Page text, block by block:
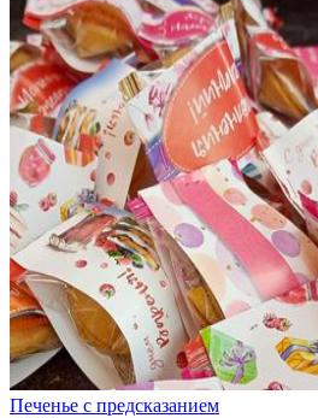
Печенье с предсказанием